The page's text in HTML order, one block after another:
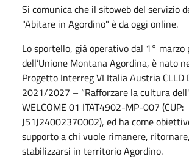
Si comunica che il sitoweb del servizio
"Abitare in Agordino" è da oggi online.
Lo sportello, già operativo dal 1° marzo
dell’Unione Montana Agordina, è nato
Progetto Interreg VI Italia Austria CLLD
2021/2027 – “Rafforzare la cultura
WELCOME 01 ITAT4902-MP-007 (CUP:
J51J24002370002), ed ha come
supporto a chi vuole rimanere,
stabilizzarsi in territorio Agordino.